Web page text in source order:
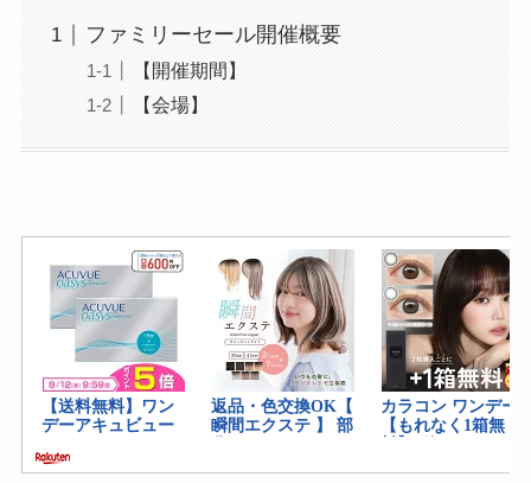
ファミリーセール開催概要
【開催期間】
【会場】